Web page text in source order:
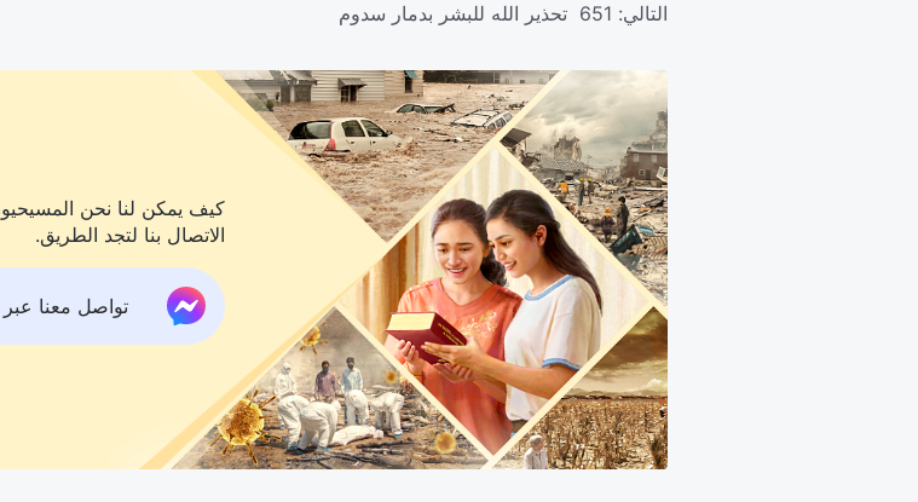
التالي: 651 تحذير الله للبشر بدمار سدوم
كيف يمكن لنا نحن
الاتصال بنا لتجد الطريق.
تواصل معنا عبر Messenger